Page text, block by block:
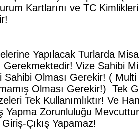
Kartlarını ve TC
Yapılacak Turlarda
Gerekmektedir! Vize Sahibi
Sahibi Olması Gerekir! (
Olması Gerekir!) Tek
Tek Kullanımlıktır! Ve
Yapma Zorunluluğu
Çıkış Yapamaz!